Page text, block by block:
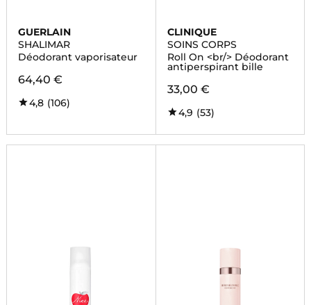
GUERLAIN
SHALIMAR
Déodorant vaporisateur
64,40 €
4,8 (106)
CLINIQUE
SOINS CORPS
Roll On <br/> Déodorant
antiperspirant bille
33,00 €
4,9 (53)